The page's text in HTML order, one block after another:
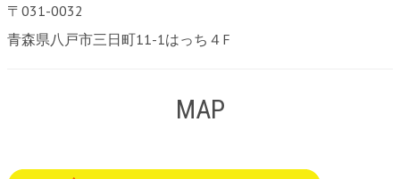
〒031-0032
青森県八戸市三日町11-1はっち４F
MAP